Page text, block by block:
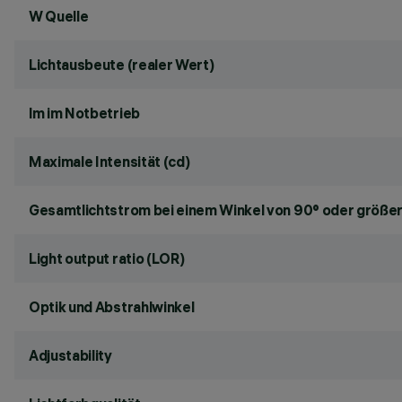
W Quelle
Lichtausbeute (realer Wert)
lm im Notbetrieb
Maximale Intensität (cd)
Gesamtlichtstrom bei einem Winkel von 90° oder
Light output ratio (LOR)
Optik und Abstrahlwinkel
Adjustability